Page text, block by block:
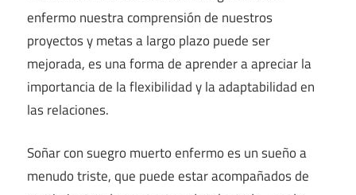
enfermo nuestra comprensión de nuestros
proyectos y metas a largo plazo puede ser
mejorada, es una forma de aprender a apreciar la
importancia de la flexibilidad y la adaptabilidad en
las relaciones.
Soñar con suegro muerto enfermo es un sueño a
menudo triste, que puede estar acompañados de